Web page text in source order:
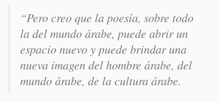
“Pero creo que la poesía, sobre todo
la del mundo árabe, puede abrir un
espacio nuevo y puede brindar una
nueva imagen del hombre árabe, del
mundo árabe, de la cultura árabe.